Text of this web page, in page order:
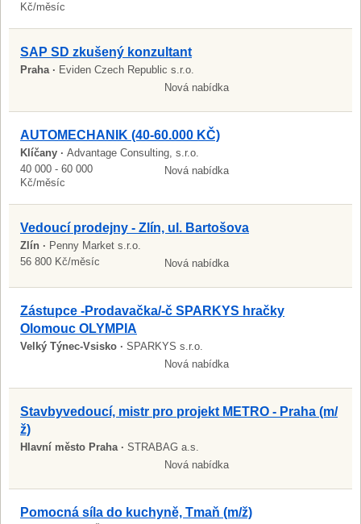
Kč/měsíc
SAP SD zkušený konzultant
Praha · Eviden Czech Republic s.r.o.
Nová nabídka
AUTOMECHANIK (40-60.000 KČ)
Klíčany · Advantage Consulting, s.r.o.
40 000 - 60 000
Kč/měsíc
Nová nabídka
Vedoucí prodejny - Zlín, ul. Bartošova
Zlín · Penny Market s.r.o.
56 800 Kč/měsíc
Nová nabídka
Zástupce -Prodavačka/-č SPARKYS hračky
Olomouc OLYMPIA
Velký Týnec-Vsisko · SPARKYS s.r.o.
Nová nabídka
Stavbyvedoucí, mistr pro projekt METRO - Praha (m/
ž)
Hlavní město Praha · STRABAG a.s.
Nová nabídka
Pomocná síla do kuchyně, Tmaň (m/ž)